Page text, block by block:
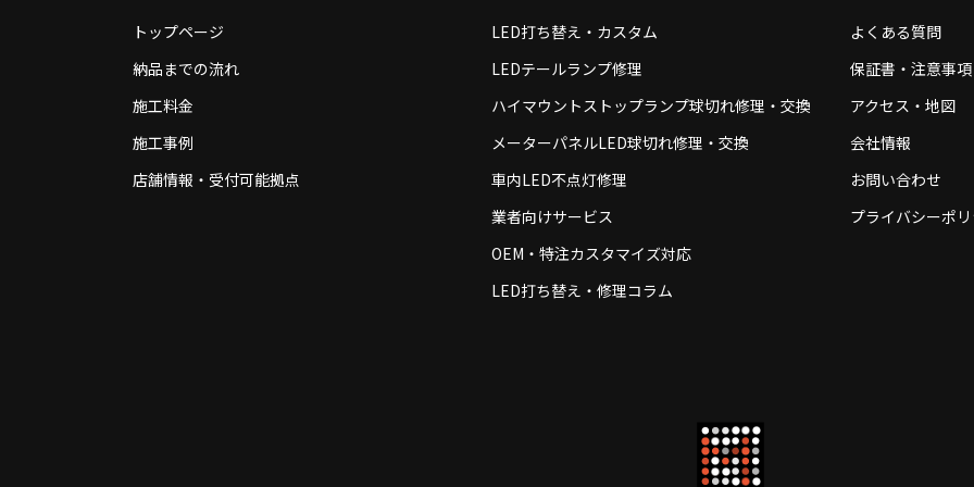
トップページ
納品までの流れ
施工料金
施工事例
店舗情報・受付可能拠点
LED打ち替え・カスタム
LEDテールランプ修理
ハイマウントストップランプ球切れ修理・交換
メーターパネルLED球切れ修理・交換
車内LED不点灯修理
業者向けサービス
OEM・特注カスタマイズ対応
LED打ち替え・修理コラム
よくある質問
保証書・注意事項
アクセス・地図
会社情報
お問い合わせ
プライバシーポ